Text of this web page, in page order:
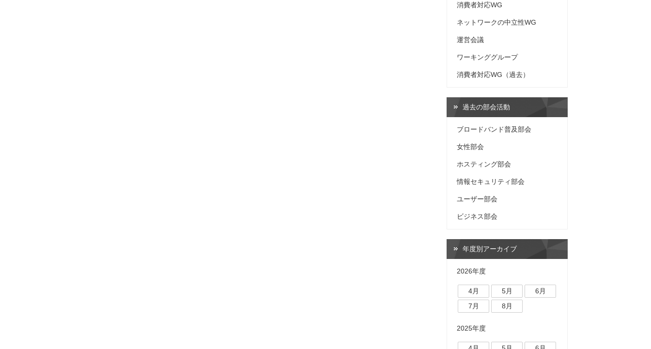
消費者対応WG
ネットワークの中立性WG
運営会議
ワーキンググループ
消費者対応WG（過去）
過去の部会活動
ブロードバンド普及部会
女性部会
ホスティング部会
情報セキュリティ部会
ユーザー部会
ビジネス部会
年度別アーカイブ
2026年度
4月 5月
6月
7月
8月
2025年度